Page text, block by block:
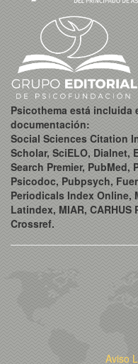
Psicothema está
documentación:
Social Sciences Citation
Scholar, SciELO, Dialnet,
Search Premier, PubMed,
Psicodoc, Pubpsych,
Periodicals Index Online,
Latindex, MIAR, CARHUS
Crossref.
Aviso